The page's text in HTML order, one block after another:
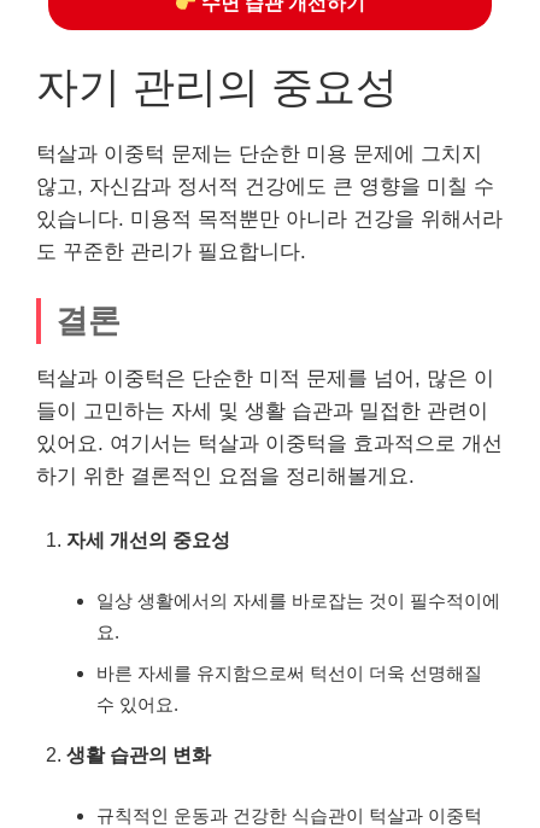
자기 관리의 중요성
턱살과 이중턱 문제는 단순한 미용 문제에 그치지
않고, 자신감과 정서적 건강에도 큰 영향을 미칠 수
있습니다. 미용적 목적뿐만 아니라 건강을 위해서라
도 꾸준한 관리가 필요합니다.
결론
턱살과 이중턱은 단순한 미적 문제를 넘어, 많은 이
들이 고민하는 자세 및 생활 습관과 밀접한 관련이
있어요. 여기서는 턱살과 이중턱을 효과적으로 개선
하기 위한 결론적인 요점을 정리해볼게요.
자세 개선의 중요성
일상 생활에서의 자세를 바로잡는 것이 필수적이에
요.
바른 자세를 유지함으로써 턱선이 더욱 선명해질
수 있어요.
생활 습관의 변화
규칙적인 운동과 건강한 식습관이 턱살과 이중턱